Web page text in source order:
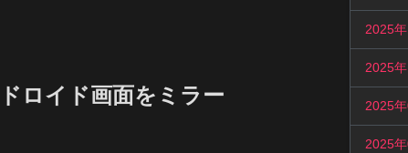
ロイド画面をミラー
2025
2025
2025
2025